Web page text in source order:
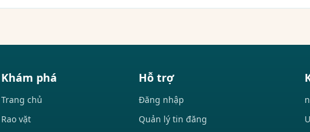
Khám phá
Trang chủ
Rao vặt
Hỗ trợ
Đăng nhập
Quản lý tin đăng